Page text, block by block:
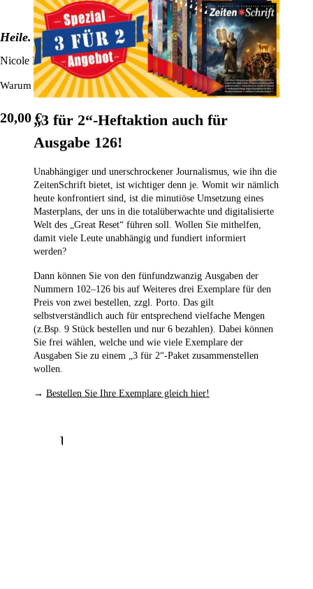
Heile. Dich. Selbst.
Nicole LePera
Warum auch kleinste seelische Verletzungen große Folgen haben –
20,00 €
Unsere beliebtesten Produkte
„3 für 2“-Heftaktion auch für
Ausgabe 126!
Unabhängiger und unerschrockener Journalismus, wie ihn die
ZeitenSchrift bietet, ist wichtiger denn je. Womit wir nämlich
heute konfrontiert sind, ist die minutiöse Umsetzung eines
Masterplans, der uns in die totalüberwachte und digitalisierte
Welt des „Great Reset“ führen soll. Wollen Sie mithelfen,
damit viele Leute unabhängig und fundiert informiert
werden?
Dann können Sie von den fünfundzwanzig Ausgaben der
Nummern 102–126 bis auf Weiteres drei Exemplare für den
Preis von zwei bestellen, zzgl. Porto. Das gilt
selbstverständlich auch für entsprechend vielfache Mengen
(z.Bsp. 9 Stück bestellen und nur 6 bezahlen). Dabei können
Sie frei wählen, welche und wie viele Exemplare der
Ausgaben Sie zu einem „3 für 2“-Paket zusammenstellen
wollen.
→ Bestellen Sie Ihre Exemplare gleich hier!